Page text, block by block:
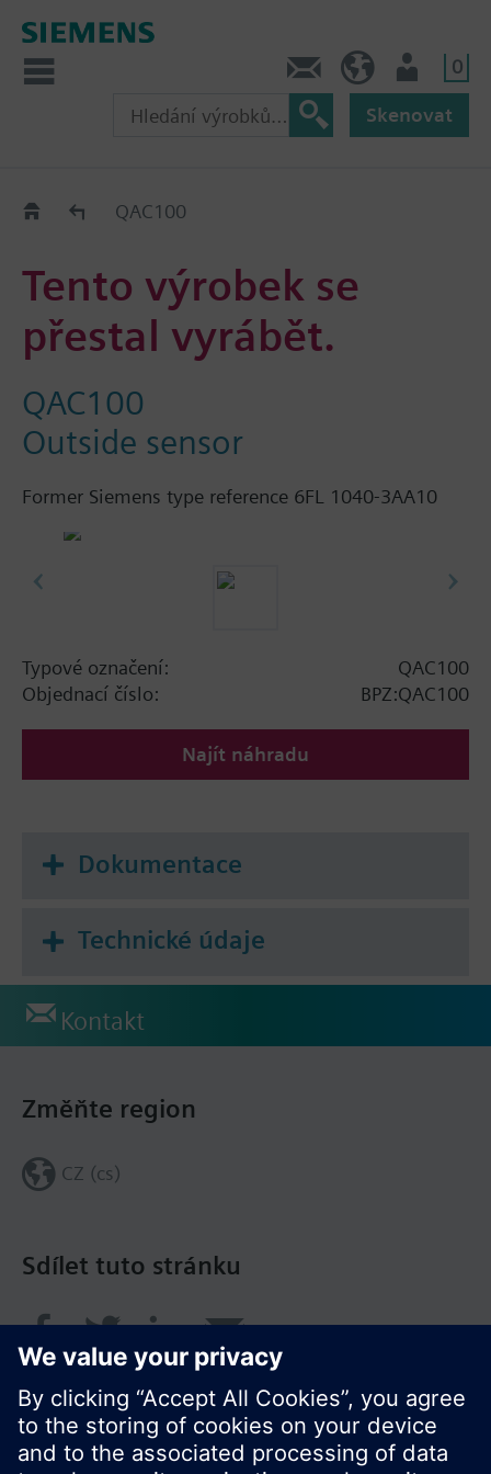
0
Skenovat
Old2NewQAC100
Tento výrobek se
přestal vyrábět.
QAC100
Outside sensor
Former Siemens type reference 6FL 1040-3AA10
Typové označení:
QAC100
Objednací číslo:
BPZ:QAC100
Najít náhradu
Dokumentace
Technické údaje
Kontakt
Sdílet tuto stránku
Změňte region
CZ (cs)